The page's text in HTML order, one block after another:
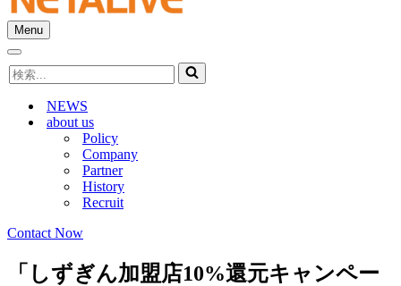
Menu
ナ
ゲ
シ
ョ
ナ
ビ
検
索...
NEWS
about us
Policy
Company
Partner
History
Recruit
Contact Now
「しずぎん加盟店10%還元キャンペー